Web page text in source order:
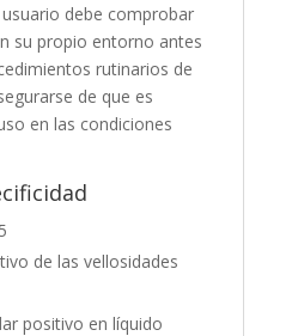
debe comprobar
su propio entorno antes
rutinarios de
de que es
en las condiciones
de las vellosidades
positivo en líquido